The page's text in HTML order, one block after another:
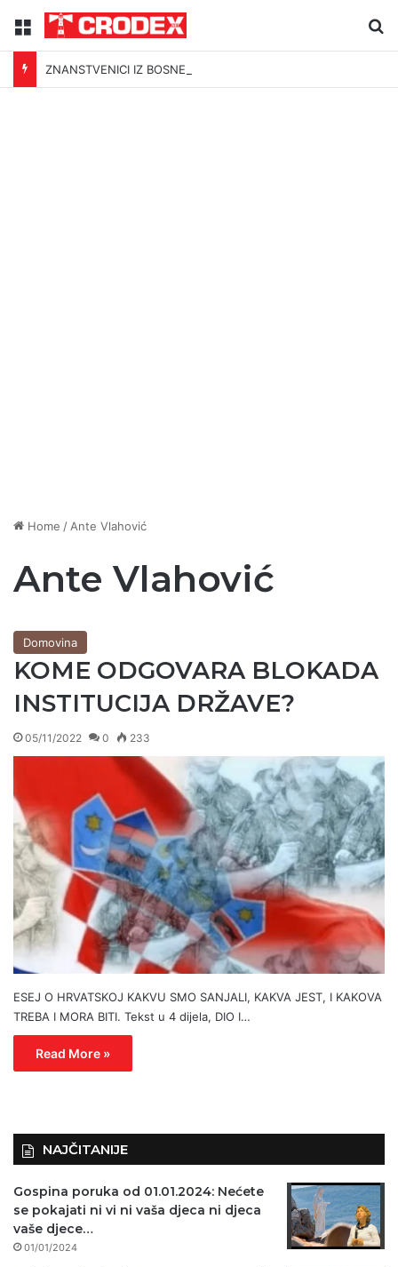
Menu
ZNANSTVENICI IZ BOSNE OTKRILI NACIZAM U – BOSNI!
Home / Ante Vlahović
Ante Vlahović
Domovina
KOME ODGOVARA BLOKADA
INSTITUCIJA DRŽAVE?
05/11/2022 0 233
ESEJ O HRVATSKOJ KAKVU SMO SANJALI, KAKVA JEST, I KAKOVA
TREBA I MORA BITI. Tekst u 4 dijela, DIO I…
Read More »
NAJČITANIJE
Gospina poruka od 01.01.2024: Nećete
se pokajati ni vi ni vaša djeca ni djeca
vaše djece…
01/01/2024